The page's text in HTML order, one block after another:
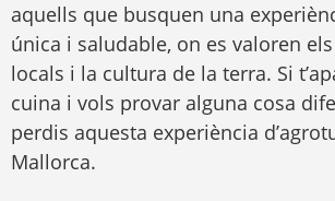
aquells que busquen una
única i saludable, on es valoren
locals i la cultura de la terra. Si
cuina i vols provar alguna cosa
perdis aquesta experiència
Mallorca.